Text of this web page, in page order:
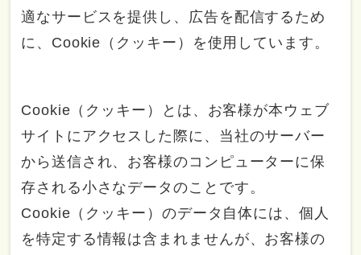
適なサービスを提供し、広告を配信するため
に、Cookie（クッキー）を使用しています。
Cookie（クッキー）とは、お客様が本ウェブ
サイトにアクセスした際に、当社のサーバー
から送信され、お客様のコンピューターに保
存される小さなデータのことです。
Cookie（クッキー）のデータ自体には、個人
を特定する情報は含まれませんが、お客様の